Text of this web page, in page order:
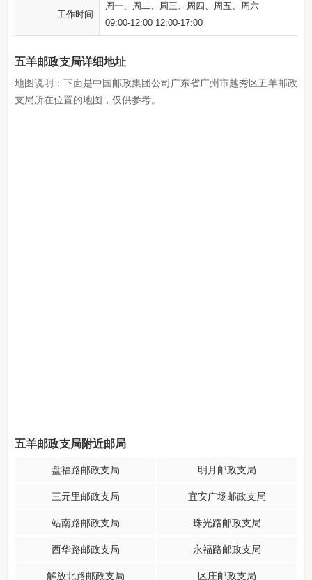
工作时间
周一、周二、周三、周四、周五、周六
09:00-12:00 12:00-17:00
五羊邮政支局详细地址
地图说明：下面是中国邮政集团公司广东省广州市越秀区五羊邮政
支局所在位置的地图，仅供参考。
五羊邮政支局附近邮局
盘福路邮政支局 明月邮政支局
三元里邮政支局 宜安广场邮政支局
站南路邮政支局 珠光路邮政支局
西华路邮政支局 永福路邮政支局
解放北路邮政支局 区庄邮政支局